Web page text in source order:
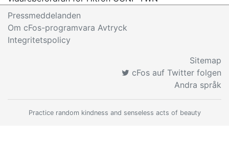
Pressmeddelanden
Om cFos-programvara Avtryck
Integritetspolicy
Sitemap
cFos auf Twitter folgen
Andra språk
Practice random kindness and senseless acts of beauty